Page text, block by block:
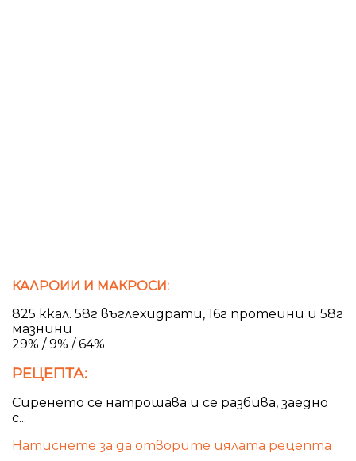
КАЛРОИИ И МАКРОСИ:
825 ккал. 58г въглехидрати, 16г протеини и 58г
мазнини
29% / 9% / 64%
РЕЦЕПТА:
Сиренето се натрошава и се разбива, заедно
с...
Натиснете за да отворите цялата рецепта